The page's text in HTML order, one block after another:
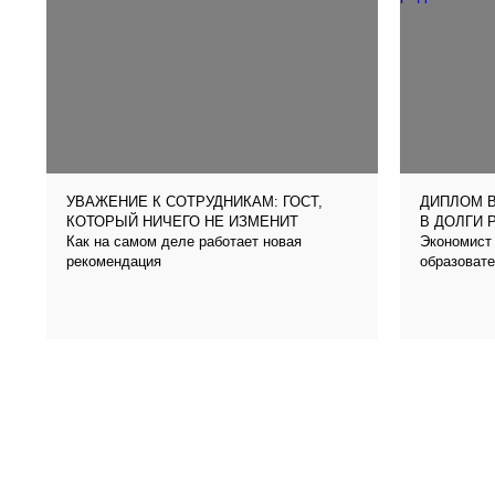
УВАЖЕНИЕ К СОТРУДНИКАМ: ГОСТ,
КОТОРЫЙ НИЧЕГО НЕ ИЗМЕНИТ
Как на самом деле работает новая
рекомендация
ДИПЛОМ
В ДОЛГИ